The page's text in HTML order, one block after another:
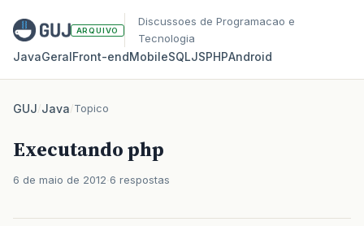
ARQUIVO
Discussoes de Programacao e
Tecnologia
JavaGeralFront‑endMobileSQLJSPHPAndroid
GUJ/Java/Topico
Executando php
6 de maio de 2012 6 respostas